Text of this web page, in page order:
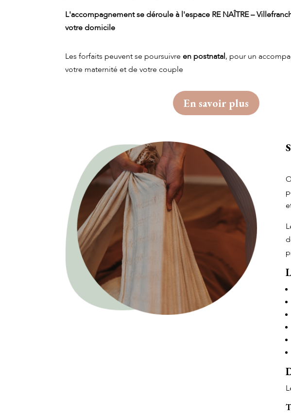
L'accompagnement se déroule à l'espace RE NAÎTRE –
votredomicile
Les forfaits peuvent se poursuivreen postnatal, pour un
votre maternité et de votre couple
En savoir plus